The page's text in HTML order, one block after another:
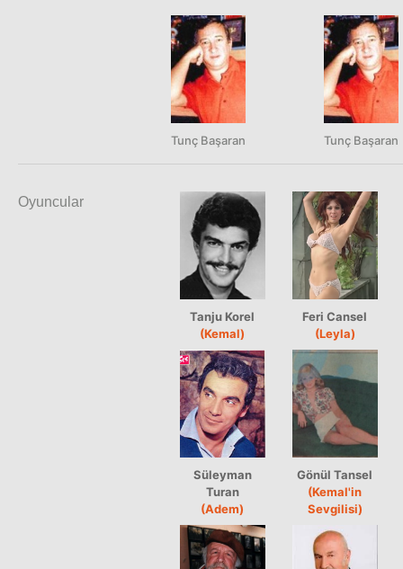
Tunç Başaran Tunç Başaran
Oyuncular
Tanju Korel
(Kemal)
Feri Cansel
(Leyla)
Süleyman
Turan
(Adem)
Gönül Tansel
(Kemal'in
Sevgilisi)